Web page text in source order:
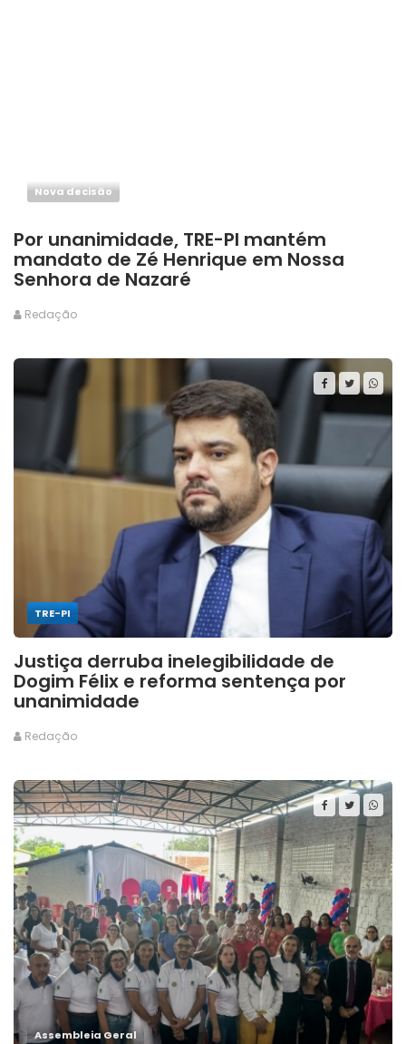
Nova decisão
Por unanimidade, TRE-PI mantém
mandato de Zé Henrique em Nossa
Senhora de Nazaré
Redação
TRE-PI
Justiça derruba inelegibilidade de
Dogim Félix e reforma sentença por
unanimidade
Redação
Assembleia Geral